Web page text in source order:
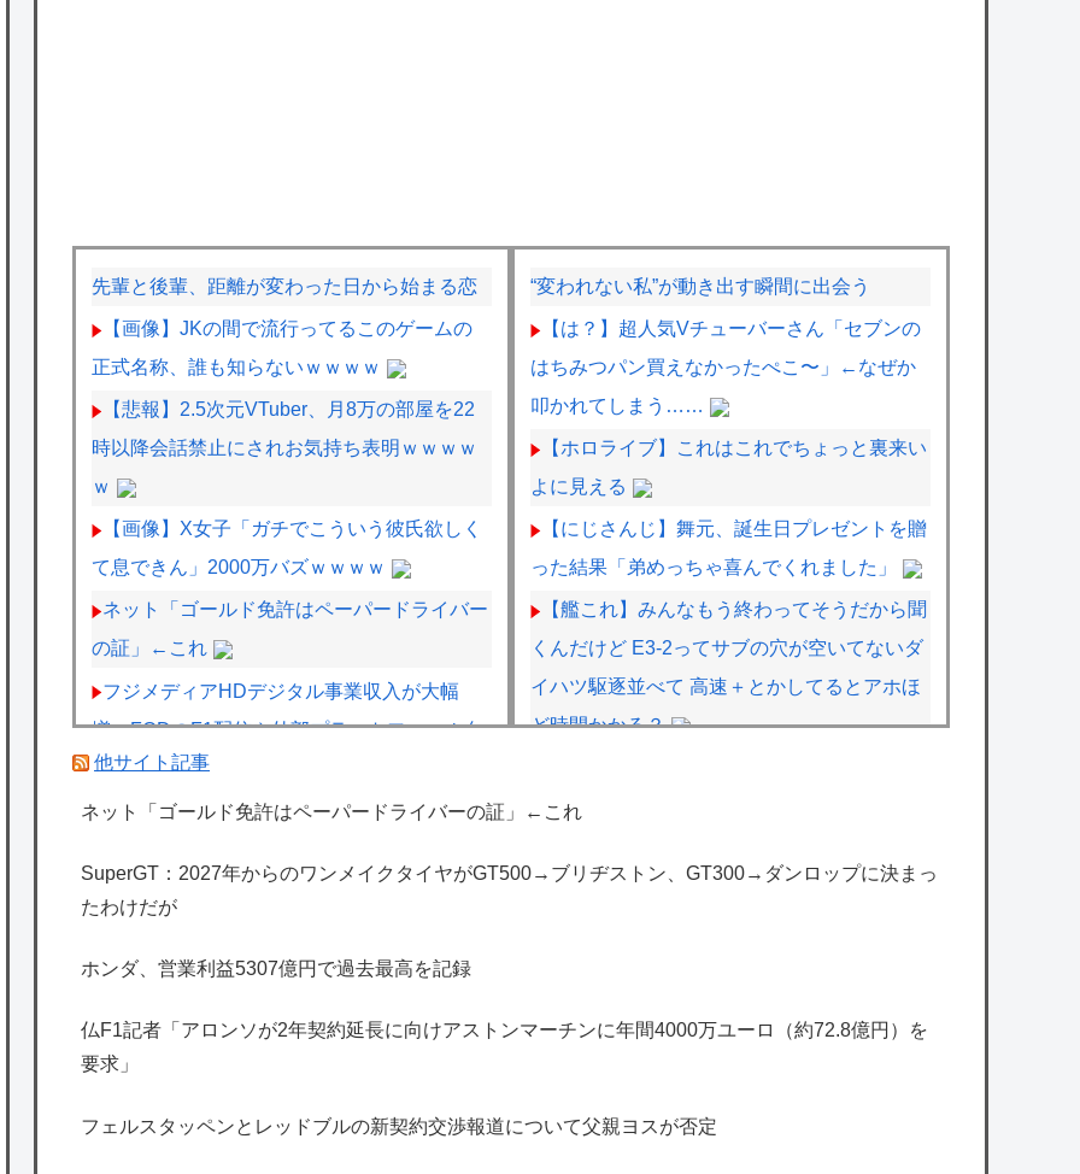
先輩と後輩、距離が変わった日から始まる恋
【画像】JKの間で流行ってるこのゲームの
正式名称、誰も知らないｗｗｗｗ
【悲報】2.5次元VTuber、月8万の部屋を22
時以降会話禁止にされお気持ち表明ｗｗｗｗ
ｗ
【画像】X女子「ガチでこういう彼氏欲しく
て息できん」2000万バズｗｗｗｗ
ネット「ゴールド免許はペーパードライバー
の証」←これ
フジメディアHDデジタル事業収入が大幅
増、FODのF1配信や外部プラットフォーム向
けコンテンツ販売が好調
フェルスタッペンとレッドブルの新契約交渉
出たあの親日経営者に海外が大騒ぎ
の為替介入再びで海外が大騒ぎ
のは韓国人である理由がこちら…」→「日本
“変われない私”が動き出す瞬間に出会う
【は？】超人気Vチューバーさん「セブンの
はちみつパン買えなかったぺこ〜」←なぜか
叩かれてしまう……
【ホロライブ】これはこれでちょっと裏来い
よに見える
【にじさんじ】舞元、誕生日プレゼントを贈
った結果「弟めっちゃ喜んでくれました」
【艦これ】みんなもう終わってそうだから聞
くんだけど E3-2ってサブの穴が空いてないダ
イハツ駆逐並べて 高速＋とかしてるとアホほ
ど時間かかる？
任天堂が「gamescom 2026」のラインナッ
小学館『マンガワン』騒動、第三者委員会の
他サイト記事
ネット「ゴールド免許はペーパードライバーの証」←これ
SuperGT：2027年からのワンメイクタイヤがGT500→ブリヂストン、GT300→ダンロップに決まっ
たわけだが
ホンダ、営業利益5307億円で過去最高を記録
仏F1記者「アロンソが2年契約延長に向けアストンマーチンに年間4000万ユーロ（約72.8億円）を
要求」
フェルスタッペンとレッドブルの新契約交渉報道について父親ヨスが否定